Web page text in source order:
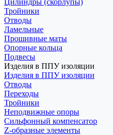
Цилиндры (скорлупы)
Тройники
Отводы
Ламельные
Прошивные маты
Опорные кольца
Подвесы
Изделия в ППУ изоляции
Изделия в ППУ изоляции
Отводы
Переходы
Тройники
Неподвижные опоры
Cильфонный компенсатор
Z-образные элементы